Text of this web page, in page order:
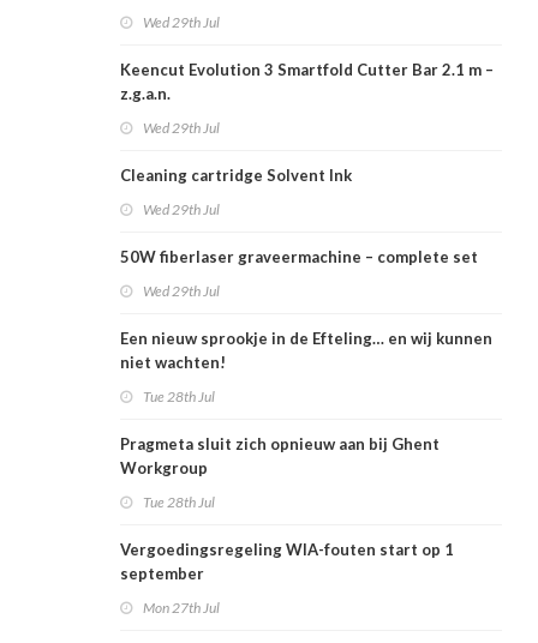
Wed 29th Jul
Keencut Evolution 3 Smartfold Cutter Bar 2.1 m –
z.g.a.n.
Wed 29th Jul
Cleaning cartridge Solvent Ink
Wed 29th Jul
50W fiberlaser graveermachine – complete set
Wed 29th Jul
Een nieuw sprookje in de Efteling… en wij kunnen
niet wachten!
Tue 28th Jul
Pragmeta sluit zich opnieuw aan bij Ghent
Workgroup
Tue 28th Jul
Vergoedingsregeling WIA-fouten start op 1
september
Mon 27th Jul